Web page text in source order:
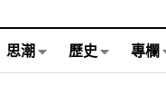
思潮 歷史 專欄